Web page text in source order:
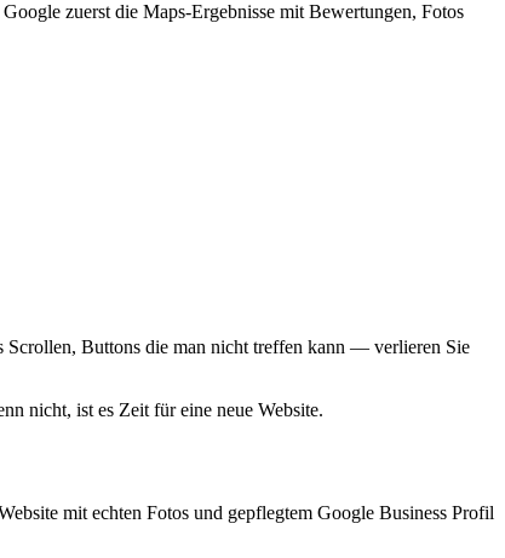
zuerst die Maps-Ergebnisse mit Bewertungen, Fotos
Scrollen, Buttons die man nicht treffen kann — verlieren Sie
nicht, ist es Zeit für eine neue Website.
mit echten Fotos und gepflegtem Google Business Profil